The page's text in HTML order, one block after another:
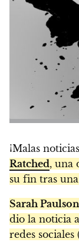
¡Malas
Ratched, una
su fin tras
Sarah Paulson
dio la noticia
redes sociales